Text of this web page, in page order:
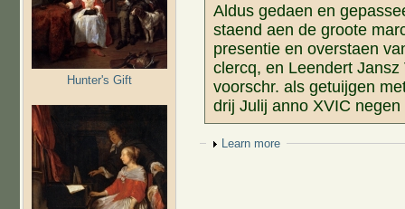
Hunter's Gift
Aldus gedaen en
staend aen de groote
presentie en overstaen
clercq, en Leendert
voorschr. als getuijgen
drij Julij anno XVIC
Show
Learn more